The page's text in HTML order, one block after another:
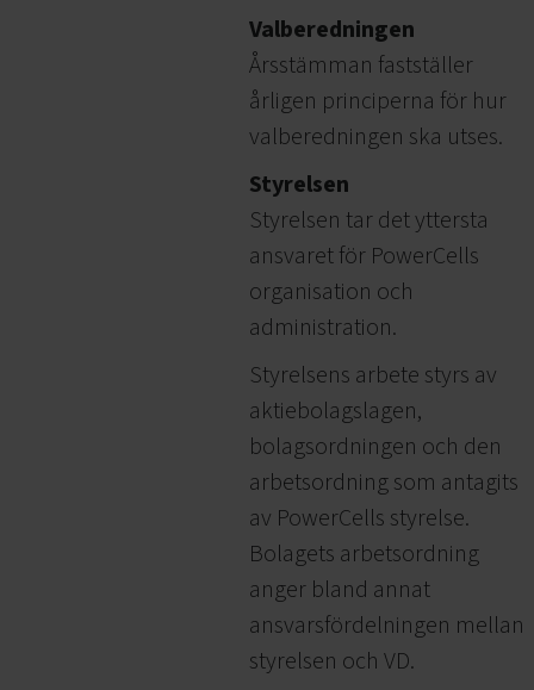
Valberedningen
Årsstämman fastställer
årligen principerna för hur
valberedningen ska utses.
Styrelsen
Styrelsen tar det yttersta
ansvaret för PowerCells
organisation och
administration.
Styrelsens arbete styrs av
aktiebolagslagen,
bolagsordningen och den
arbetsordning som antagits
av PowerCells styrelse.
Bolagets arbetsordning
anger bland annat
ansvarsfördelningen mellan
styrelsen och VD.